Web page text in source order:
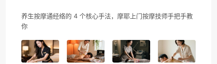
养生按摩通经络的 4 个核心手法，摩耶上门按摩技师手把手教
你